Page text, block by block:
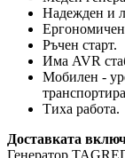
Надежден и
Ръчен старт.
Има AVR
Мобилен -
Тиха работа.
Доставката